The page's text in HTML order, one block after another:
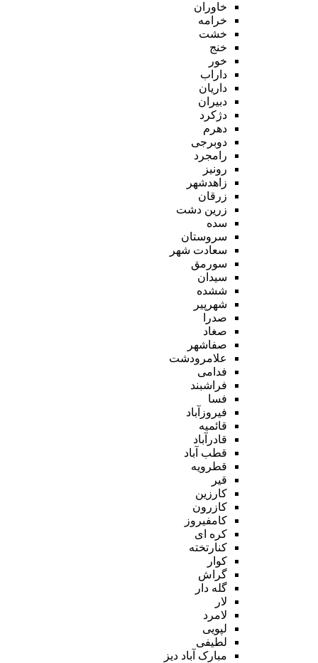
خاوران
خرامه
خشت
خنج
خور
داراب
داریان
دبیران
دژکرد
دهرم
دوبرجی
رامجرد
رونیز
زاهدشهر
زرقان
زرین دشت
سده
سروستان
سعادت شهر
سورمق
سیدان
ششده
شهرپیر
صدرا
صغاد
صفاشهر
علامرودشت
فدامی
فراشبند
فسا
فیروزآباد
قائمیه
قادرآباد
قطب آباد
قطرویه
قیر
کارزین
کازرون
کامفیروز
کره ای
کنارتخته
کوار
گراش
گله دار
لار
لامرد
لپویی
لطیفی
مبارک آباد دیز